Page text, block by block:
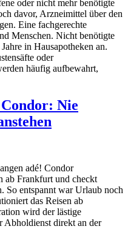
oder nicht mehr benötigte
davor, Arzneimittel über den
Eine fachgerechte
Menschen. Nicht benötigte
in Hausapotheken an.
oder
häufig aufbewahrt,
Nie
adé! Condor
ab Frankfurt und checkt
So entspannt war Urlaub noch
das Reisen ab
wird der lästige
Abholdienst direkt an der